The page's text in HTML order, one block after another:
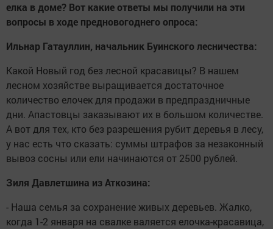
елка в доме? Вот какие ответы мы получили на эти
вопросы в ходе предновогоднего опроса:
Ильнар Гатауллин, начальник Буинского лесничества:
Какой Новый год без лесной красавицы? В нашем
лесном хозяйстве выращивается достаточное
количество елочек для продажи в предпраздничные
дни. Апастовцы заказывают их в большом количестве.
А вот для тех, кто без разрешения рубит деревья в лесу,
у нас есть что сказать: суммы штрафов за незаконный
вывоз сосны или ели начинаются от 2500 рублей.
Зиля Давлетшина из Аткозина:
- Наша семья за сохранение живых деревьев. Жалко,
когда 1-2 января на свалке валяется елочка-красавица,